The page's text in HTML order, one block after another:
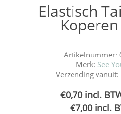
Elastisch
Artikelnummer:
Merk: See
Verzending vanuit:
€0,70 incl.
€7,00 incl.